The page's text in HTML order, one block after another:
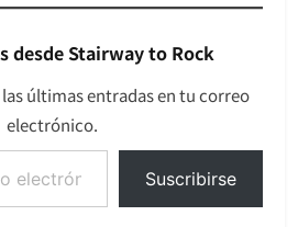
desde Stairway to Rock
últimas entradas en tu correo
electrónico.
Suscribirse